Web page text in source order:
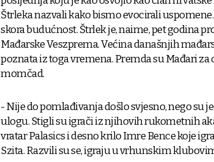
Štrleka nazvali kako bismo evocirali
skora budućnost. Štrlek je, naime, pet godina
Mađarske Veszprema. Većina današnjih
poznata iz toga vremena. Premda su Mađari
momčad.
- Nije do pomlađivanja došlo svjesno, nego su
ulogu. Stigli su igrači iz njihovih rukometnih
vratar Palasics i desno krilo Imre Bence koje
Szita. Razvili su se, igraju u vrhunskim